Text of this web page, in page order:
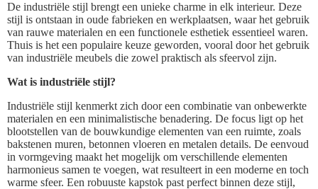
De industriële stijl brengt een unieke charme in elk interieur. Deze
stijl is ontstaan in oude fabrieken en werkplaatsen, waar het gebruik
van rauwe materialen en een functionele esthetiek essentieel waren.
Thuis is het een populaire keuze geworden, vooral door het gebruik
van industriële meubels die zowel praktisch als sfeervol zijn.
Wat is industriële stijl?
Industriële stijl kenmerkt zich door een combinatie van onbewerkte
materialen en een minimalistische benadering. De focus ligt op het
blootstellen van de bouwkundige elementen van een ruimte, zoals
bakstenen muren, betonnen vloeren en metalen details. De eenvoud
in vormgeving maakt het mogelijk om verschillende elementen
harmonieus samen te voegen, wat resulteert in een moderne en toch
warme sfeer. Een robuuste kapstok past perfect binnen deze stijl,